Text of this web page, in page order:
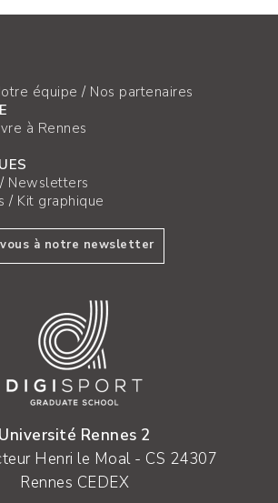
équipe / Nos partenaires
à Rennes
/ Newsletters
/ Kit graphique
à notre newsletter
Université Rennes 2
Henri le Moal - CS 24307
Rennes CEDEX